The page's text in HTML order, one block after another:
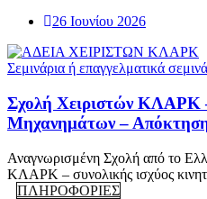
26 Ιουνίου 2026
Σεμινάρια ή επαγγελματικά
Σχολή Χειριστών ΚΛΑΡΚ
Μηχανημάτων – Απόκτηση
Αναγνωρισμένη Σχολή από το
ΚΛΑΡΚ – συνολικής ισχύος
ΠΛΗΡΟΦΟΡΙΕΣ